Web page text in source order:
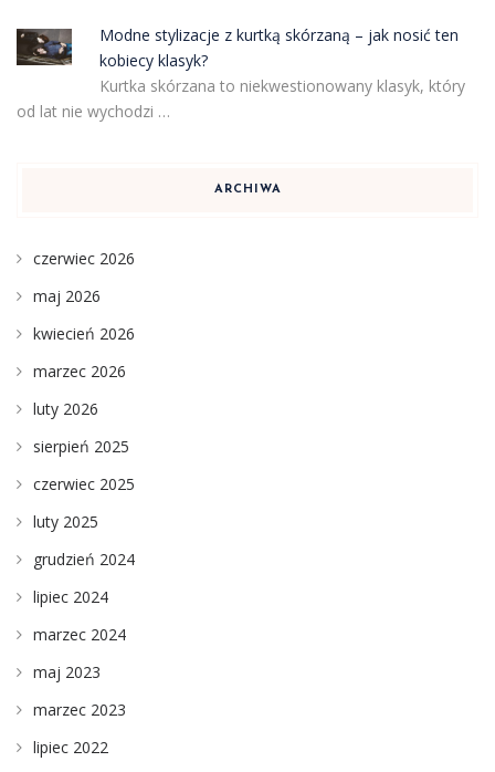
Modne stylizacje z kurtką skórzaną – jak nosić ten
kobiecy klasyk?
Kurtka skórzana to niekwestionowany klasyk, który
od lat nie wychodzi …
ARCHIWA
czerwiec 2026
maj 2026
kwiecień 2026
marzec 2026
luty 2026
sierpień 2025
czerwiec 2025
luty 2025
grudzień 2024
lipiec 2024
marzec 2024
maj 2023
marzec 2023
lipiec 2022